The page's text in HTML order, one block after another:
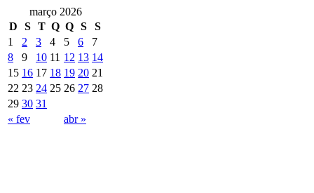
março 2026
D
S T Q Q S S
« fev abr »
1 2 3 4 5 6
7
8
9 10 11 12 13 14
15 16 17 18 19 20 21
22 23 24 25 26 27 28
29 30 31